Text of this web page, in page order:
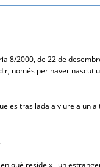
8/2000, de 22 de
només per haver nascut
es trasllada a viure a un
què resideix i un